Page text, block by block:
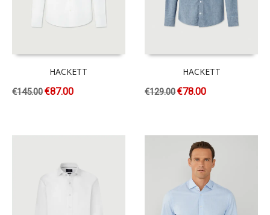
HACKETT
€145.00€87.00
HACKETT
€129.00€78.00